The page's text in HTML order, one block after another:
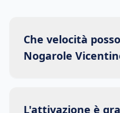
Che velocità
Nogarole
L'attivazione è